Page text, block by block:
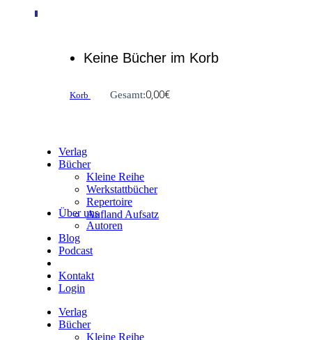
0
Keine Bücher im Korb
Korb Gesamt:0,00€
Verlag
Bücher
Kleine Reihe
Werkstattbücher
Repertoire
Aufland Aufsatz
Über uns
Autoren
Blog
Podcast
Kontakt
Login
Verlag
Bücher
Kleine Reihe